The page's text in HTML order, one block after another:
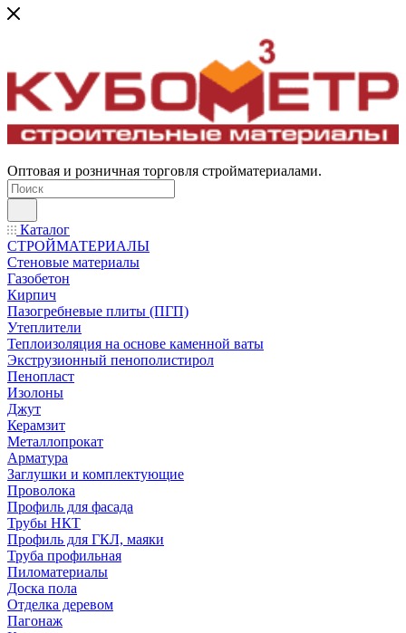
Оптовая и розничная торговля стройматериалами.
Каталог
СТРОЙМАТЕРИАЛЫ
Стеновые материалы
Газобетон
Кирпич
Пазогребневые плиты (ПГП)
Утеплители
Теплоизоляция на основе каменной ваты
Экструзионный пенополистирол
Пенопласт
Изолоны
Джут
Керамзит
Металлопрокат
Арматура
Заглушки и комплектующие
Проволока
Профиль для фасада
Трубы НКТ
Профиль для ГКЛ, маяки
Труба профильная
Пиломатериалы
Доска пола
Отделка деревом
Пагонаж